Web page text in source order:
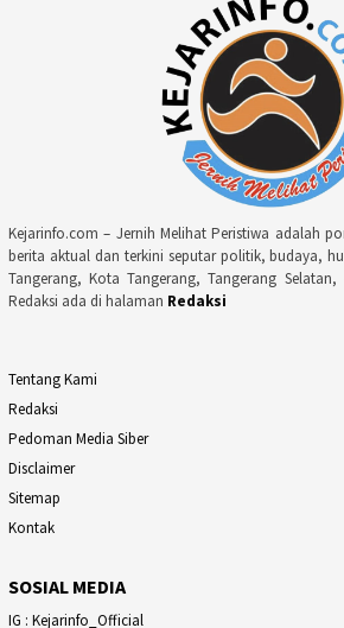
Kejarinfo.com – Jernih Melihat Peristiwa adalah
berita aktual dan terkini seputar politik, budaya,
Tangerang, Kota Tangerang, Tangerang
Redaksi ada di halaman Redaksi
Tentang Kami
Redaksi
Pedoman Media Siber
Disclaimer
Sitemap
Kontak
SOSIAL MEDIA
IG : Kejarinfo_Official